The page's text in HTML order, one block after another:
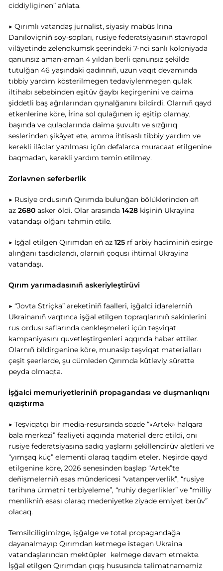
ciddiyliginen” añlata.
▶ Qırımlı vatandaş jurnalist, siyasiy mabüs İrına
Danıloviçniñ soy-sopları, rusiye federatsiyasınıñ stavropol
vilâyetinde zelenokumsk şeerindeki 7-nci sanlı koloniyada
qanunsız aman-aman 4 yıldan berli qanunsız şekilde
tutulğan 46 yaşındaki qadınnıñ, uzun vaqıt devamında
tıbbiy yardım kösterilmegen tedaviylenmegen qulak
iltihabı sebebinden eşitüv ğaybı keçirgenini ve daima
şiddetli baş ağrılarından qıynalğanını bildirdi. Olarnıñ qayd
etkenlerine köre, İrina sol qulağınen iç eşitip olamay,
başında ve qulaqlarında daima şuvultı ve sızğırıq
seslerinden şikâyet ete, amma ihtisaslı tibbiy yardım ve
kerekli ilâclar yazılması içün defalarca muracaat etilgenine
baqmadan, kerekli yardım temin etilmey.
Zorlavnen seferberlik
▶ Rusiye ordusınıñ Qırımda bulunğan bölüklerinden eñ
az 2680 asker öldi. Olar arasında 1428 kişiniñ Ukrayina
vatandaşı olğanı tahmin etile.
▶ İşğal etilgen Qırımdan eñ az 125 rf arbiy hadiminiñ esirge
alınğanı tasdıqlandı, olarnıñ çoqusı ihtimal Ukrayina
vatandaşı.
Qırım yarımadasınıñ askeriyleştirüvi
▶ “Jovta Striçka” areketiniñ faalleri, işğalci idarelerniñ
Ukrainanıñ vaqtınca işğal etilgen topraqlarınıñ sakinlerini
rus ordusı saflarında cenkleşmeleri içün teşviqat
kampaniyasını quvetleştirgenleri aqqında haber ettiler.
Olarnıñ bildirgenine köre, munasip teşviqat materialları
çeşit şeerlerde, şu cümleden Qırımda kütleviy sürette
peyda olmaqta.
İşğalci memuriyetleriniñ propagandası ve duşmanlıqnı
qızıştırma
▶ Teşviqatçı bir media-resursında sözde “«Artek» halqara
bala merkezi” faaliyeti aqqında material derc etildi, onı
rusiye federatsiyasına sadıq yaşlarnı şekillendirüv aletleri ve
“yımşaq küç” elementi olaraq taqdim eteler. Neşirde qayd
etilgenine köre, 2026 senesinden başlap “Artek”te
deñişmelerniñ esas mündericesi “vatanperverlik”, “rusiye
tarihına ürmetni terbiyeleme”, “ruhiy degerlikler” ve “milliy
menlikniñ esası olaraq medeniyetke ziyade emiyet berüv”
olacaq.
Temsilciligimizge, işğalge ve total propagandağa
dayanalmayıp Qırımdan ketmege istegen Ukraina
vatandaşlarından mektüpler kelmege devam etmekte.
İşğal etilgen Qırımdan çıqış hususında talimatnamemiz